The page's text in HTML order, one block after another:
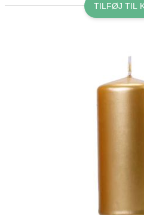
TILFØJ TIL